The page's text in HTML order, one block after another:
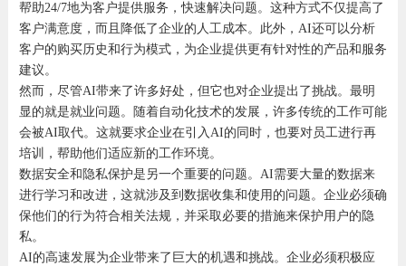
帮助24/7地为客户提供服务，快速解决问题。这种方式不仅提高了
客户满意度，而且降低了企业的人工成本。此外，AI还可以分析
客户的购买历史和行为模式，为企业提供更有针对性的产品和服务
建议。
然而，尽管AI带来了许多好处，但它也对企业提出了挑战。最明
显的就是就业问题。随着自动化技术的发展，许多传统的工作可能
会被AI取代。这就要求企业在引入AI的同时，也要对员工进行再
培训，帮助他们适应新的工作环境。
数据安全和隐私保护是另一个重要的问题。AI需要大量的数据来
进行学习和改进，这就涉及到数据收集和使用的问题。企业必须确
保他们的行为符合相关法规，并采取必要的措施来保护用户的隐
私。
AI的高速发展为企业带来了巨大的机遇和挑战。企业必须积极应